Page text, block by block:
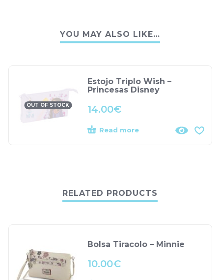
YOU MAY ALSO LIKE…
OUT OF STOCK
Estojo Triplo Wish –
Princesas Disney
14.00€
Read more
RELATED PRODUCTS
Bolsa Tiracolo – Minnie
10.00€